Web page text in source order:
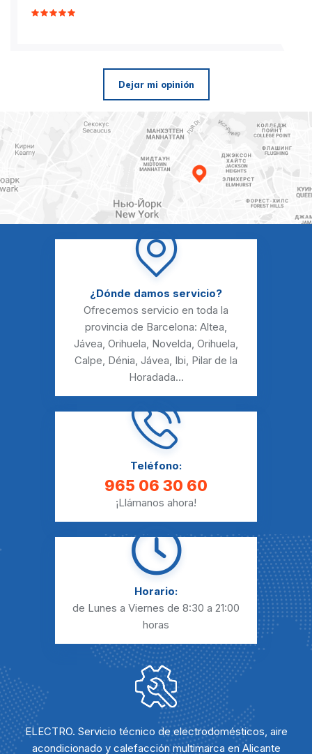
Dejar mi opinión
¿Dónde damos servicio?
Ofrecemos servicio en toda la
provincia de Barcelona: Altea,
Jávea, Orihuela, Novelda, Orihuela,
Calpe, Dénia, Jávea, Ibi, Pilar de la
Horadada...
Teléfono:
965 06 30 60
¡Llámanos ahora!
Horario:
de Lunes a Viernes de 8:30 a 21:00
horas
ELECTRO. Servicio técnico de electrodomésticos, aire
acondicionado y calefacción multimarca en Alicante